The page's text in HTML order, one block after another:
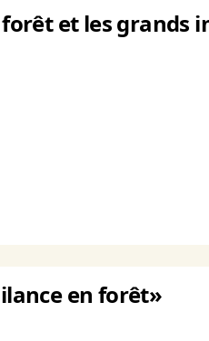
et les grands
en forêt»